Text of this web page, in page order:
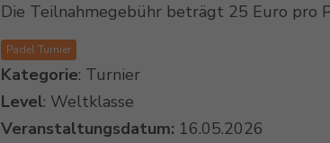
Die Teilnahmegebühr beträgt 25 Euro pro
Padel Turnier
Kategorie: Turnier
Level: Weltklasse
Veranstaltungsdatum: 16.05.2026